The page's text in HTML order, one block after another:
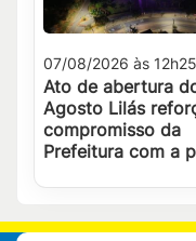
07/08/2026 às 12h25
Ato de abertura
Agosto Lilás
compromisso da
Prefeitura com a